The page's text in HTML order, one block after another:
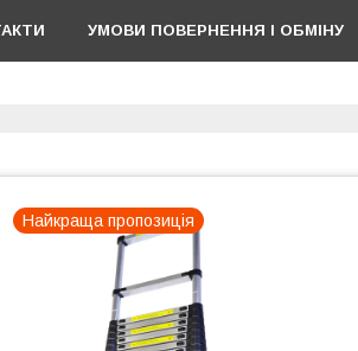
УМОВИ ПОВЕРНЕННЯ І ОБМІНУ
Найкраща пропозиція